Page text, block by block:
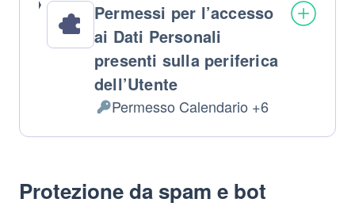
Permessi per l’accesso
ai Dati Personali
presenti sulla periferica
dell’Utente
Dati
Personali
Permesso Calendario +6
Protezione da spam e bot